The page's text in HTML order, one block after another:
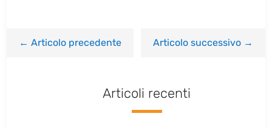
←Articolo precedente Articolo successivo→
Articoli recenti